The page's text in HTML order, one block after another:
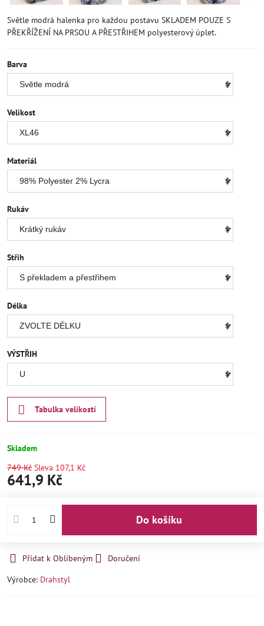
Světle modrá halenka pro každou postavu SKLADEM POUZE S
PŘEKŘÍŽENÍ NA PRSOU A PŘESTŘIHEM polyesterový úplet.
Barva
Velikost
Materiál
Rukáv
Střih
Délka
VÝSTŘIH
Tabulka velikostí
Skladem
749 Kč Sleva 107,1 Kč
641,9 Kč
Do košíku
Přidat k Oblíbeným
Doručení
Výrobce: Drahstyl